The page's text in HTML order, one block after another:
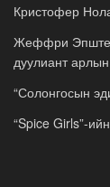
Кристофер
Жеффри
дуулиант
“Солонгосын
“Spice Girls”-